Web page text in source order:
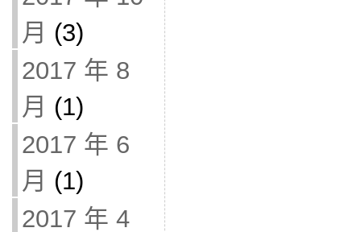
月 (3)
2017 年 8
月 (1)
2017 年 6
月 (1)
2017 年 4